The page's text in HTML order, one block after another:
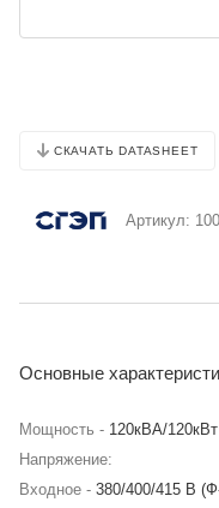
СКАЧАТЬ DATASHEET
Артикул:
Основные
Мощность - 120кВА/120кВт
Напряжение:
Входное - 380/400/415 В